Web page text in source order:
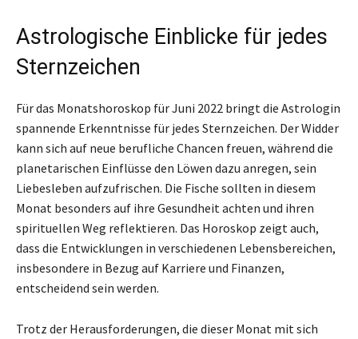
Astrologische Einblicke für jedes
Sternzeichen
Für das Monatshoroskop für Juni 2022 bringt die Astrologin
spannende Erkenntnisse für jedes Sternzeichen. Der Widder
kann sich auf neue berufliche Chancen freuen, während die
planetarischen Einflüsse den Löwen dazu anregen, sein
Liebesleben aufzufrischen. Die Fische sollten in diesem
Monat besonders auf ihre Gesundheit achten und ihren
spirituellen Weg reflektieren. Das Horoskop zeigt auch,
dass die Entwicklungen in verschiedenen Lebensbereichen,
insbesondere in Bezug auf Karriere und Finanzen,
entscheidend sein werden.
Trotz der Herausforderungen, die dieser Monat mit sich